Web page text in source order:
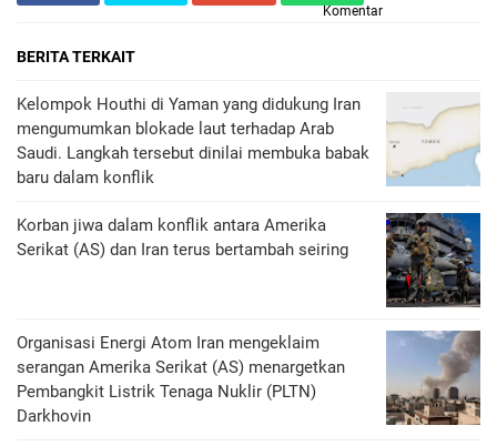
Komentar
BERITA TERKAIT
Kelompok Houthi di Yaman yang didukung Iran
mengumumkan blokade laut terhadap Arab
Saudi. Langkah tersebut dinilai membuka babak
baru dalam konflik
Korban jiwa dalam konflik antara Amerika
Serikat (AS) dan Iran terus bertambah seiring
Organisasi Energi Atom Iran mengeklaim
serangan Amerika Serikat (AS) menargetkan
Pembangkit Listrik Tenaga Nuklir (PLTN)
Darkhovin